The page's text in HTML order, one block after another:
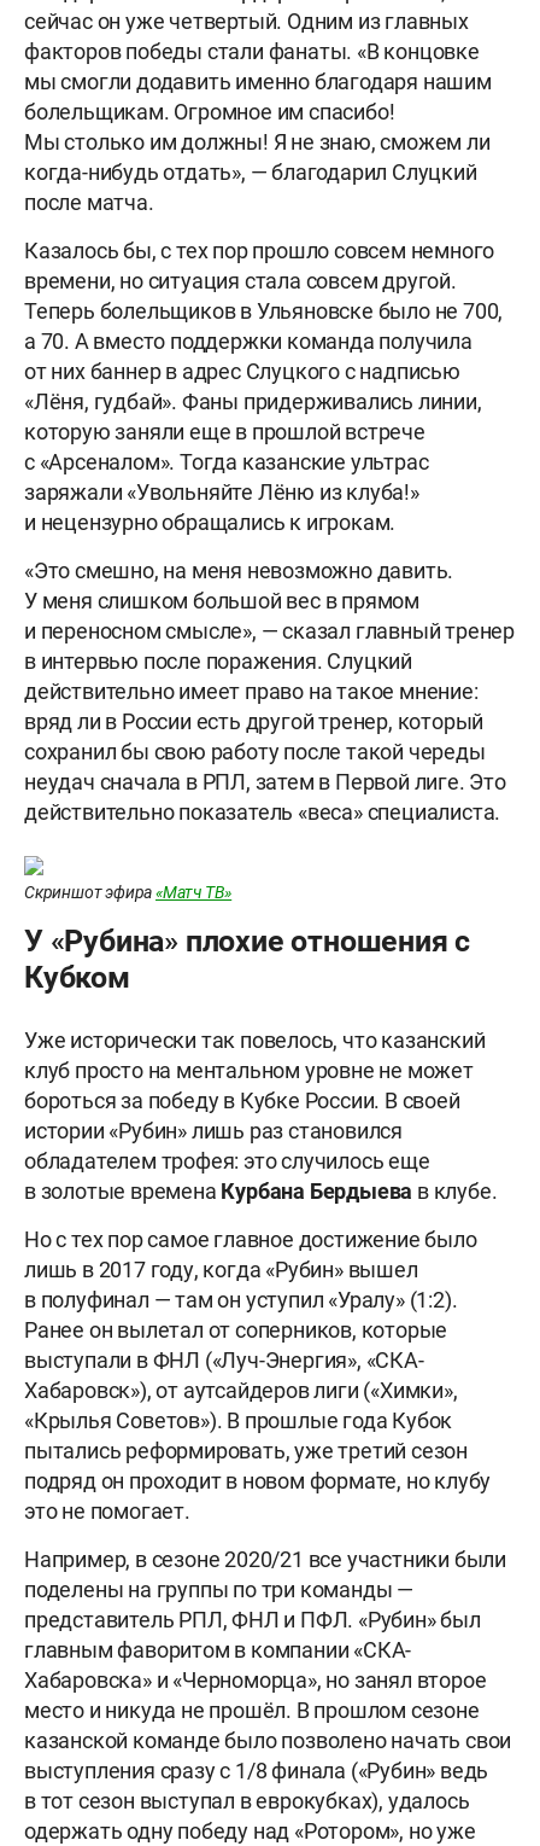
сейчас он уже четвертый. Одним из главных
факторов победы стали фанаты. «В концовке
мы смогли додавить именно благодаря нашим
болельщикам. Огромное им спасибо!
Мы столько им должны! Я не знаю, сможем ли
когда-нибудь отдать», — благодарил Слуцкий
после матча.
Казалось бы, с тех пор прошло совсем немного
времени, но ситуация стала совсем другой.
Теперь болельщиков в Ульяновске было не 700,
а 70. А вместо поддержки команда получила
от них баннер в адрес Слуцкого с надписью
«Лёня, гудбай». Фаны придерживались линии,
которую заняли еще в прошлой встрече
с «Арсеналом». Тогда казанские ультрас
заряжали «Увольняйте Лёню из клуба!»
и нецензурно обращались к игрокам.
«Это смешно, на меня невозможно давить.
У меня слишком большой вес в прямом
и переносном смысле», — сказал главный тренер
в интервью после поражения. Слуцкий
действительно имеет право на такое мнение:
вряд ли в России есть другой тренер, который
сохранил бы свою работу после такой череды
неудач сначала в РПЛ, затем в Первой лиге. Это
действительно показатель «веса» специалиста.
Скриншот эфира«Матч ТВ»
У «Рубина» плохие отношения с
Кубком
Уже исторически так повелось, что казанский
клуб просто на ментальном уровне не может
бороться за победу в Кубке России. В своей
истории «Рубин» лишь раз становился
обладателем трофея: это случилось еще
в золотые времена Курбана Бердыева в клубе.
Но с тех пор самое главное достижение было
лишь в 2017 году, когда «Рубин» вышел
в полуфинал — там он уступил «Уралу» (1:2).
Ранее он вылетал от соперников, которые
выступали в ФНЛ («Луч-Энергия», «СКА-
Хабаровск»), от аутсайдеров лиги («Химки»,
«Крылья Советов»). В прошлые года Кубок
пытались реформировать, уже третий сезон
подряд он проходит в новом формате, но клубу
это не помогает.
Например, в сезоне 2020/21 все участники были
поделены на группы по три команды —
представитель РПЛ, ФНЛ и ПФЛ. «Рубин» был
главным фаворитом в компании «СКА-
Хабаровска» и «Черноморца», но занял второе
место и никуда не прошёл. В прошлом сезоне
казанской команде было позволено начать свои
выступления сразу с 1/8 финала («Рубин» ведь
в тот сезон выступал в еврокубках), удалось
одержать одну победу над «Ротором», но уже